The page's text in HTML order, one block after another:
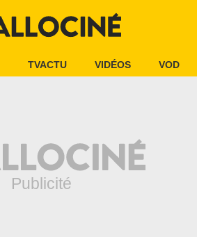
TVACTU VIDÉOS VOD